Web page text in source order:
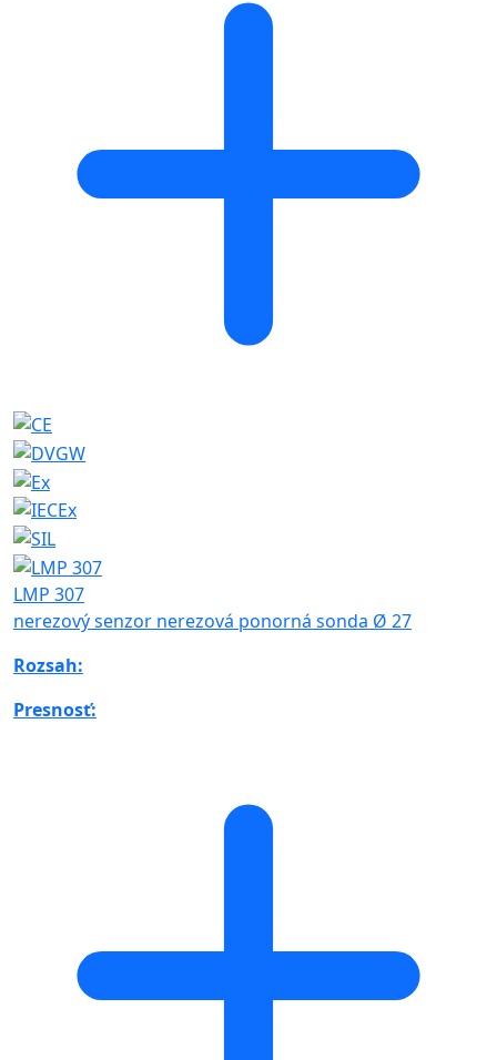
LMP 307
nerezový senzor nerezová ponorná sonda Ø 27
Rozsah:
Presnosť: